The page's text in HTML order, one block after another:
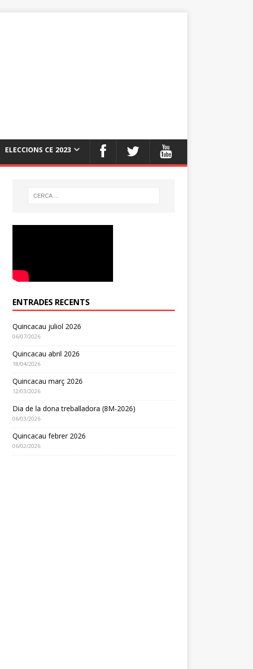
ELECCIONS CE 2023
ENTRADES RECENTS
Quincacau juliol 2026
06/07/2026
Quincacau abril 2026
18/04/2026
Quincacau març 2026
12/03/2026
Dia de la dona treballadora (8M-2026)
06/03/2026
Quincacau febrer 2026
06/02/2026